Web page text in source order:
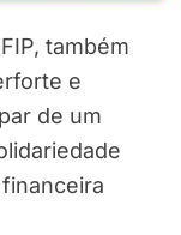
também
e
de um